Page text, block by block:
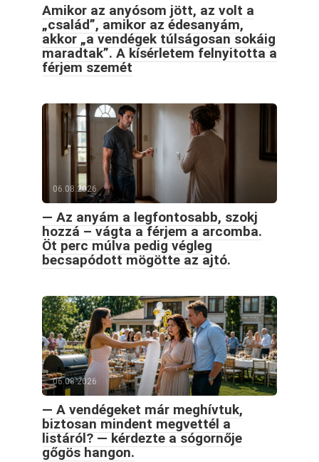
Amikor az anyósom jött, az volt a
„család”, amikor az édesanyám,
akkor „a vendégek túlságosan sokáig
maradtak”. A kísérletem felnyitotta a
férjem szemét
06.08.2026
— Az anyám a legfontosabb, szokj
hozzá – vágta a férjem a arcomba.
Öt perc múlva pedig végleg
becsapódott mögötte az ajtó.
06.08.2026
— A vendégeket már meghívtuk,
biztosan mindent megvettél a
listáról? — kérdezte a sógornője
gőgös hangon.